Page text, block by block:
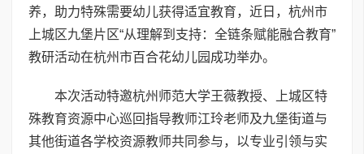
养，助力特殊需要幼儿获得适宜教育，近日，杭州市
上城区九堡片区“从理解到支持：全链条赋能融合教育”
教研活动在杭州市百合花幼儿园成功举办。
本次活动特邀杭州师范大学王薇教授、上城区特
殊教育资源中心巡回指导教师江玲老师及九堡街道与
其他街道各学校资源教师共同参与，以专业引领与实